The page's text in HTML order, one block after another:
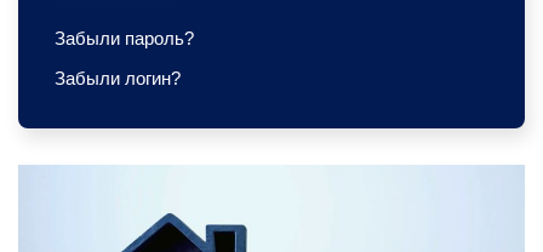
Забыли пароль?
Забыли логин?